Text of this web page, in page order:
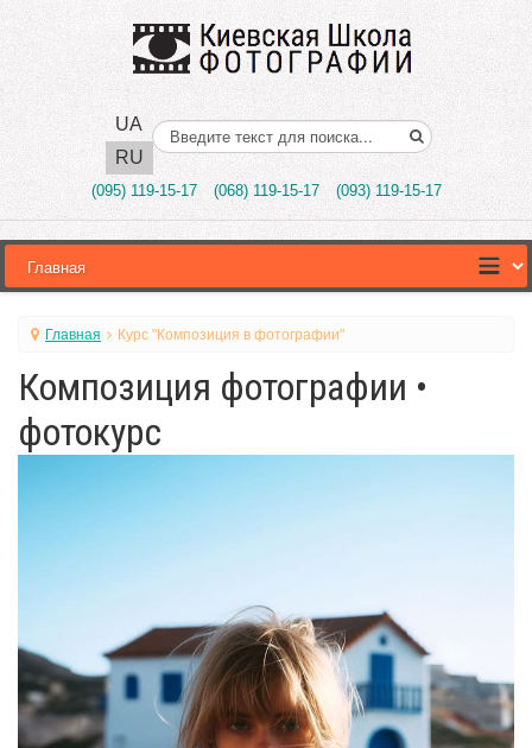
UA
RU
Поиск..
(095) 119-15-17 (068) 119-15-17 (093) 119-15-17
Главная Курс "Композиция в фотографии"
Композиция фотографии •
фотокурс